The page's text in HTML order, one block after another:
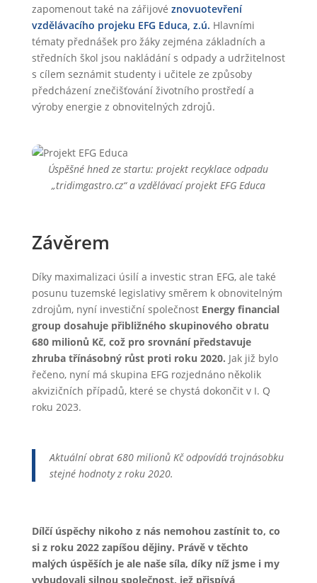
zapomenout také na zářijové znovuotevření
vzdělávacího projeku EFG Educa, z.ú. Hlavními
tématy přednášek pro žáky zejména základních a
středních škol jsou nakládání s odpady a udržitelnost
s cílem seznámit studenty i učitele ze způsoby
předcházení znečišťování životního prostředí a
výroby energie z obnovitelných zdrojů.
Úspěšné hned ze startu: projekt recyklace odpadu
„tridimgastro.cz“ a vzdělávací projekt EFG Educa
Závěrem
Díky maximalizaci úsilí a investic stran EFG, ale také
posunu tuzemské legislativy směrem k obnovitelným
zdrojům, nyní investiční společnost Energy financial
group dosahuje přibližného skupinového obratu
680 milionů Kč, což pro srovnání představuje
zhruba třínásobný růst proti roku 2020. Jak již bylo
řečeno, nyní má skupina EFG rozjednáno několik
akvizičních případů, které se chystá dokončit v I. Q
roku 2023.
Aktuální obrat 680 milionů Kč odpovídá trojnásobku
stejné hodnoty z roku 2020.
Dílčí úspěchy nikoho z nás nemohou zastínit to, co
si z roku 2022 zapíšou dějiny. Právě v těchto
malých úspěších je ale naše síla, díky níž jsme i my
vybudovali silnou společnost, jež přispívá